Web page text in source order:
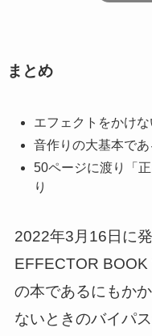
まとめ
エフェクトをかけ
音作りの大基本で
50ページに渡り「
り
2022年3月16日に
EFFECTOR
の本であるにもか
ないときのバイパ